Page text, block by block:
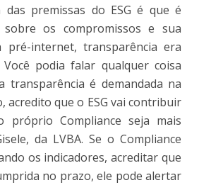
das premissas do ESG é que é
os compromissos e sua
pré-internet, transparência era
podia falar qualquer coisa
transparência é demandada na
acredito que o ESG vai contribuir
próprio Compliance seja mais
da LVBA. Se o Compliance
os indicadores, acreditar que
no prazo, ele pode alertar